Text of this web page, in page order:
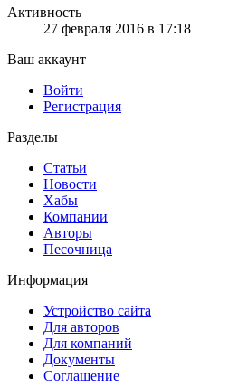
Активность
27 февраля 2016 в 17:18
Ваш аккаунт
Войти
Регистрация
Разделы
Статьи
Новости
Хабы
Компании
Авторы
Песочница
Информация
Устройство сайта
Для авторов
Для компаний
Документы
Соглашение